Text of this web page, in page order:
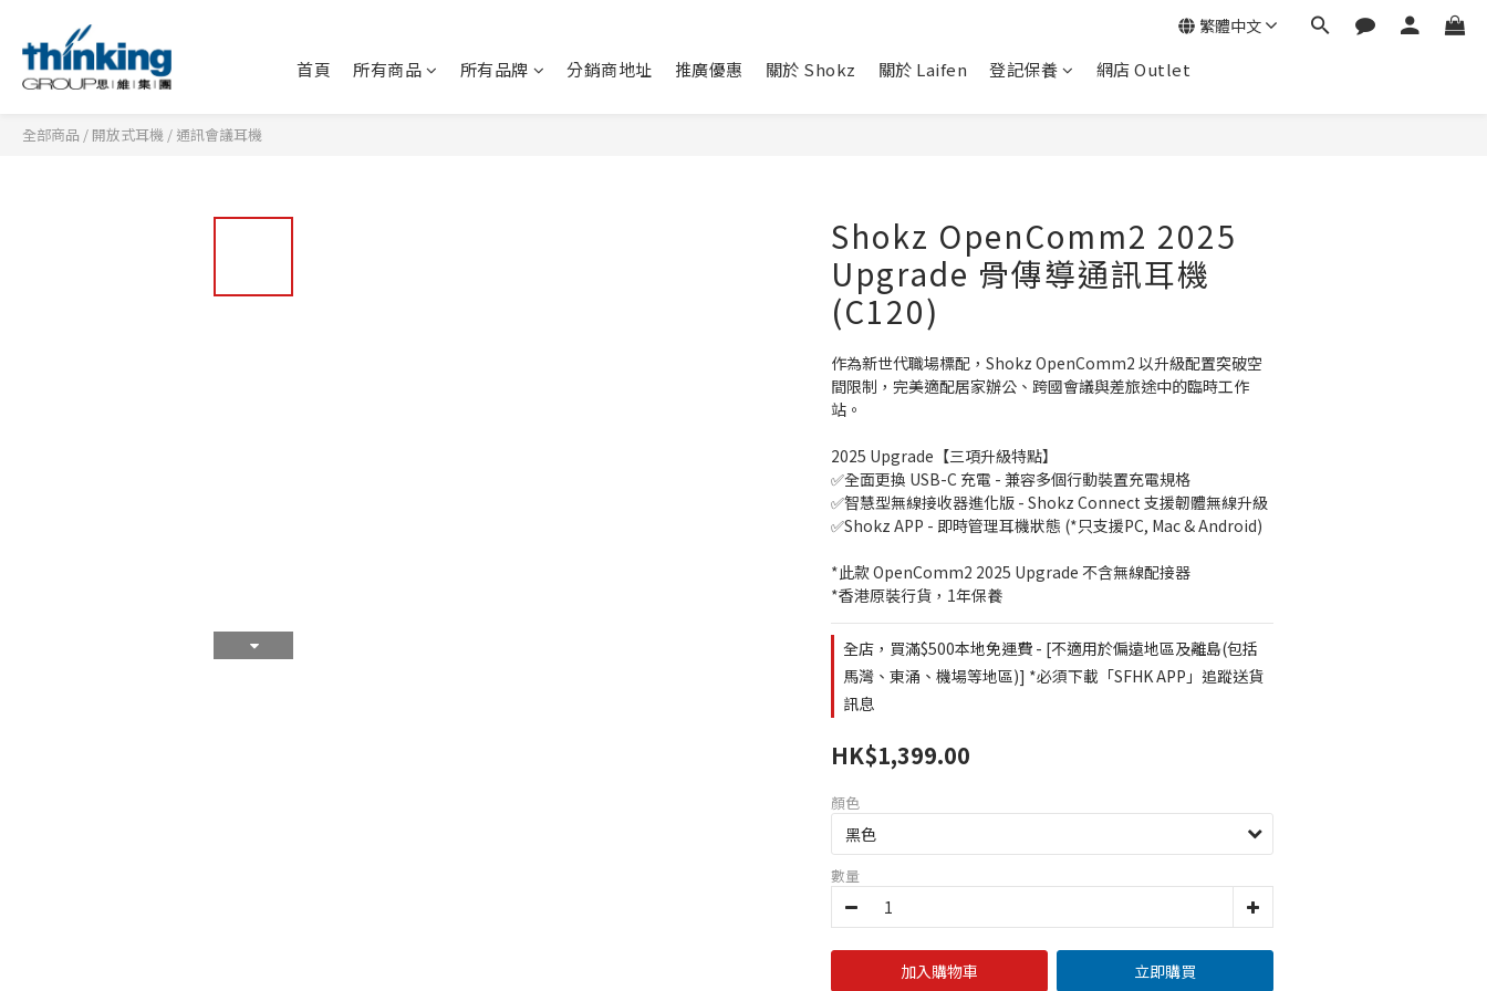
首頁 所有商品 所有品牌 分銷商地址 推廣優惠 關於 Shokz 關於 Laifen 登記保養 網店 Outlet
繁體中文
全部商品 / 開放式耳機 / 通訊會議耳機
Shokz OpenComm2 2025
Upgrade 骨傳導通訊耳機
(C120)
作為新世代職場標配，Shokz OpenComm2 以升級配置突破空
間限制，完美適配居家辦公、跨國會議與差旅途中的臨時工作
站。
2025 Upgrade【三項升級特點】
✅全面更換 USB-C 充電 - 兼容多個行動裝置充電規格
✅智慧型無線接收器進化版 - Shokz Connect 支援韌體無線升級
✅Shokz APP - 即時管理耳機狀態 (*只支援PC, Mac & Android)
*此款 OpenComm2 2025 Upgrade 不含無線配接器
*香港原裝行貨，1年保養
全店，買滿$500本地免運費 - [不適用於偏遠地區及離島(包括
馬灣、東涌、機場等地區)] *必須下載「SFHK APP」追蹤送貨
訊息
HK$1,399.00
顏色
數量
加入購物車 立即購買